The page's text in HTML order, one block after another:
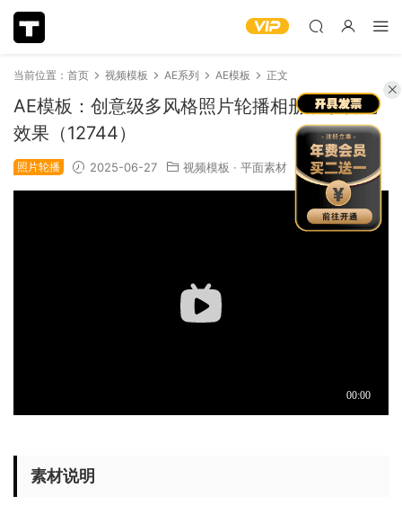
当前位置： 首页 视频模板 AE系列 AE模板 正文
AE模板：创意级多风格照片轮播相册展示视觉
效果（12744）
照片轮播 2025-06-27 视频模板 · 平面素材 1.69k
素材说明